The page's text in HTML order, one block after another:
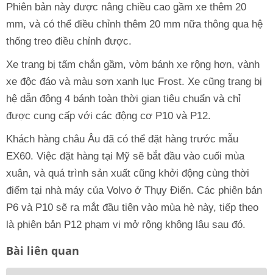
Phiên bản này được nâng chiều cao gầm xe thêm 20
mm, và có thể điều chỉnh thêm 20 mm nữa thông qua hệ
thống treo điều chỉnh được.
Xe trang bị tấm chắn gầm, vòm bánh xe rộng hơn, vành
xe độc đáo và màu sơn xanh lục Frost. Xe cũng trang bị
hệ dẫn động 4 bánh toàn thời gian tiêu chuẩn và chỉ
được cung cấp với các động cơ P10 và P12.
Khách hàng châu Âu đã có thể đặt hàng trước mẫu
EX60. Việc đặt hàng tại Mỹ sẽ bắt đầu vào cuối mùa
xuân, và quá trình sản xuất cũng khởi động cùng thời
điểm tại nhà máy của Volvo ở Thụy Điển. Các phiên bản
P6 và P10 sẽ ra mắt đầu tiên vào mùa hè này, tiếp theo
là phiên bản P12 phạm vi mở rộng không lâu sau đó.
Bài liên quan